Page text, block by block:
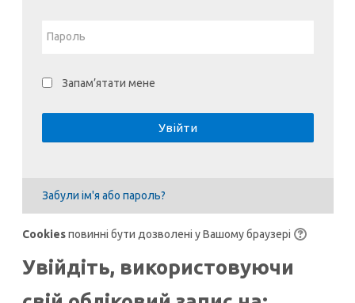
Запам’ятати мене
Увійти
Забули ім'я або пароль?
Cookiesповинні бути дозволені у Вашому браузері
Увійдіть, використовуючи